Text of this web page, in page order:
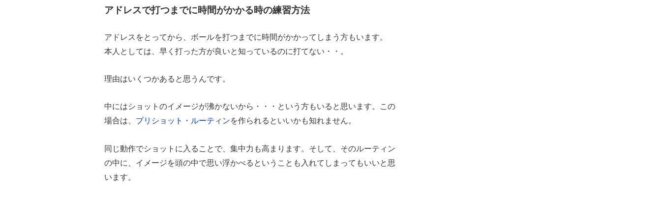
アドレスで打つまでに時間がかかる時の練習方法
アドレスをとってから、ボールを打つまでに時間がかかってしまう方もいます。
本人としては、早く打った方が良いと知っているのに打てない・・。
理由はいくつかあると思うんです。
中にはショットのイメージが沸かないから・・・という方もいると思います。この
場合は、 プリショット・ルーティンを作られるといいかも知れません。
同じ動作でショットに入ることで、集中力も高まります。そして、そのルーティン
の中に、イメージを頭の中で思い浮かべるということも入れてしまってもいいと思
います。